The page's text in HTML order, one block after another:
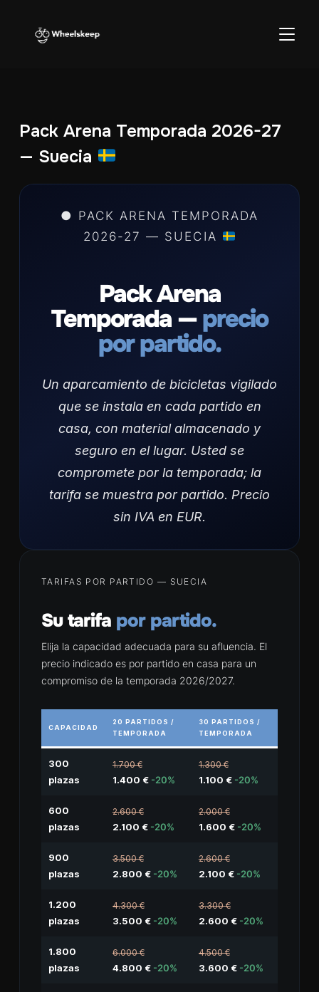
Pack Arena Temporada 2026-27
— Suecia
● PACK ARENA TEMPORADA
2026-27 — SUECIA
Pack Arena
Temporada —precio
por partido.
Un aparcamiento de bicicletas vigilado
que se instala en cada partido en
casa, con material almacenado y
seguro en el lugar. Usted se
compromete por la temporada; la
tarifa se muestra por partido. Precio
sin IVA en EUR.
TARIFAS POR PARTIDO — SUECIA
Su tarifa por partido.
Elija la capacidad adecuada para su afluencia. El
precio indicado es por partido en casa para un
compromiso de la temporada 2026/2027.
CAPACIDAD
20 PARTIDOS /
TEMPORADA
30 PARTIDOS /
TEMPORADA
300
plazas
1.700 €
1.400 € -20%
1.300 €
1.100 € -20%
600
plazas
2.600 €
2.100 € -20%
2.000 €
1.600 € -20%
900
plazas
3.500 €
2.800 € -20%
2.600 €
2.100 € -20%
1.200
plazas
4.300 €
3.500 € -20%
3.300 €
2.600 € -20%
1.800
plazas
6.000 €
4.800 € -20%
4.500 €
3.600 € -20%